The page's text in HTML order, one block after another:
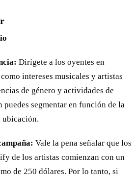
Dirígete a los oyentes en
intereses musicales y artistas
de género y actividades de
puedes segmentar en función de la
ubicación.
Vale la pena señalar que los
de los artistas comienzan con un
de 250 dólares. Por lo tanto, si